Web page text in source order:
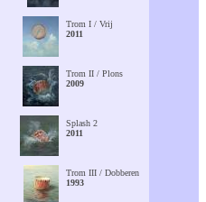
Trom I / Vrij
2011
Trom II / Plons
2009
Splash 2
2011
Trom III / Dobberen
1993